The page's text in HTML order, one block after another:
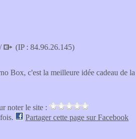
(IP : 84.96.26.145)
Box, c'est la meilleure idée cadeau de la
noter le site :
Partager cette page sur Facebook